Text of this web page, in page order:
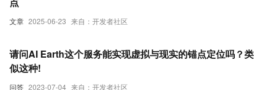
文章 2025-06-23 来自：开发者社区
问答 2023-07-04 来自：开发者社区
请问AI Earth这个服务能实现虚拟与现实的锚点定位吗？类
似这种!